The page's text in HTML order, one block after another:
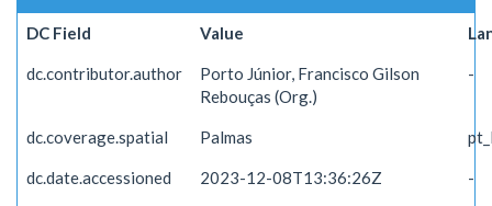
DC Field Value
dc.contributor.author
Porto Júnior, Francisco Gilson
Rebouças (Org.)
-
dc.coverage.spatial Palmas
dc.date.accessioned 2023-12-08T13:36:26Z -